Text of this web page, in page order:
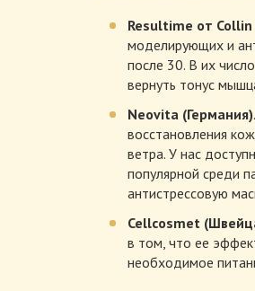
Resultime от
моделирующих и
после 30. В их
вернуть тонус
Neovita (Германия)
восстановления
ветра. У нас
популярной среди
антистрессовую
Cellcosmet
в том, что ее
необходимое